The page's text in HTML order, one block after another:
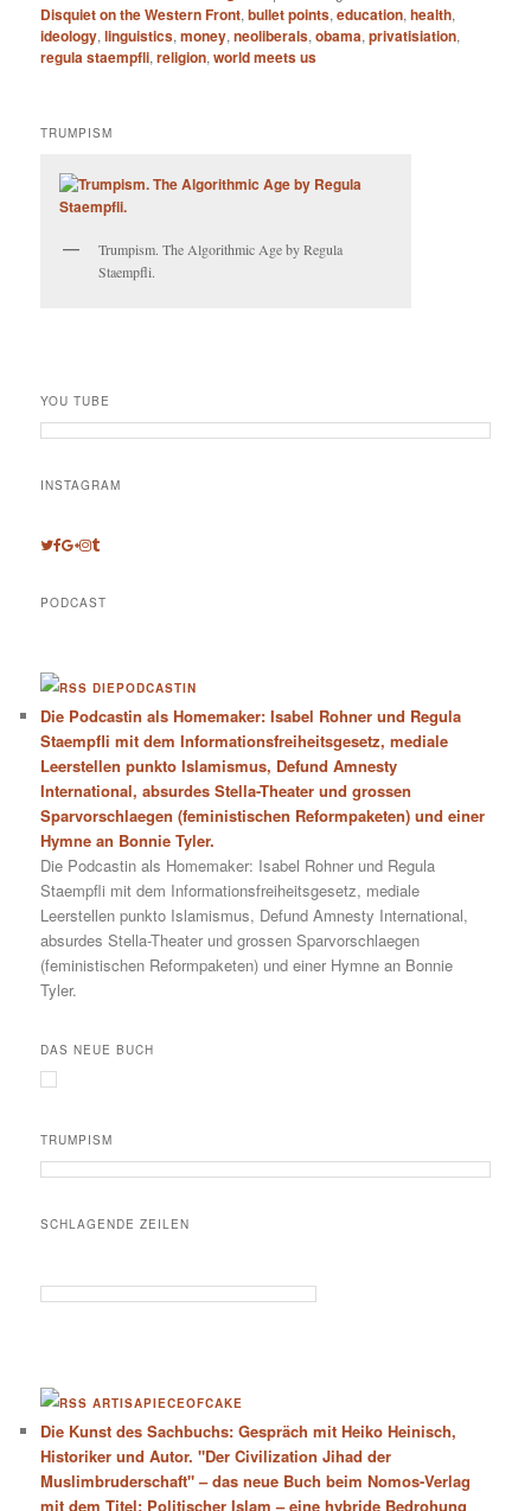
Disquiet on the Western Front,bullet points,education,health,
ideology,linguistics,money,neoliberals,obama,privatisiation,
regula staempfli,religion,world meets us
TRUMPISM
Trumpism. The Algorithmic Age by Regula
Staempfli.
YOU TUBE
INSTAGRAM
PODCAST
DIEPODCASTIN
Die Podcastin als Homemaker: Isabel Rohner und Regula
Staempfli mit dem Informationsfreiheitsgesetz, mediale
Leerstellen punkto Islamismus, Defund Amnesty
International, absurdes Stella-Theater und grossen
Sparvorschlaegen (feministischen Reformpaketen) und einer
Hymne an Bonnie Tyler.
Die Podcastin als Homemaker: Isabel Rohner und Regula
Staempfli mit dem Informationsfreiheitsgesetz, mediale
Leerstellen punkto Islamismus, Defund Amnesty International,
absurdes Stella-Theater und grossen Sparvorschlaegen
(feministischen Reformpaketen) und einer Hymne an Bonnie
Tyler.
DAS NEUE BUCH
TRUMPISM
SCHLAGENDE ZEILEN
ARTISAPIECEOFCAKE
Die Kunst des Sachbuchs: Gespräch mit Heiko Heinisch,
Historiker und Autor. "Der Civilization Jihad der
Muslimbruderschaft" – das neue Buch beim Nomos-Verlag
mit dem Titel: Politischer Islam – eine hybride Bedrohung